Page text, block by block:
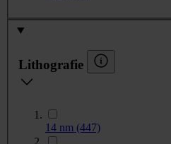
Lithografie
14 nm (447)